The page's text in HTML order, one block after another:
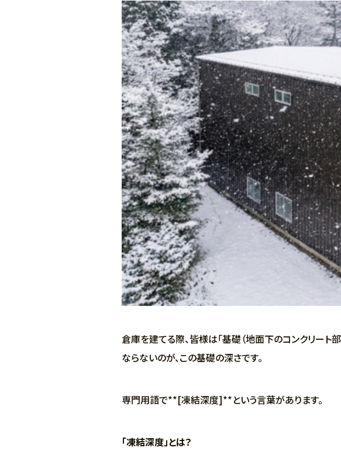
倉庫を建てる際、皆様は「基礎（地面下のコンクリー
ならないのが、この基礎の深さです。
専門用語で**[凍結深度]**という言葉があります。
「凍結深度」とは？